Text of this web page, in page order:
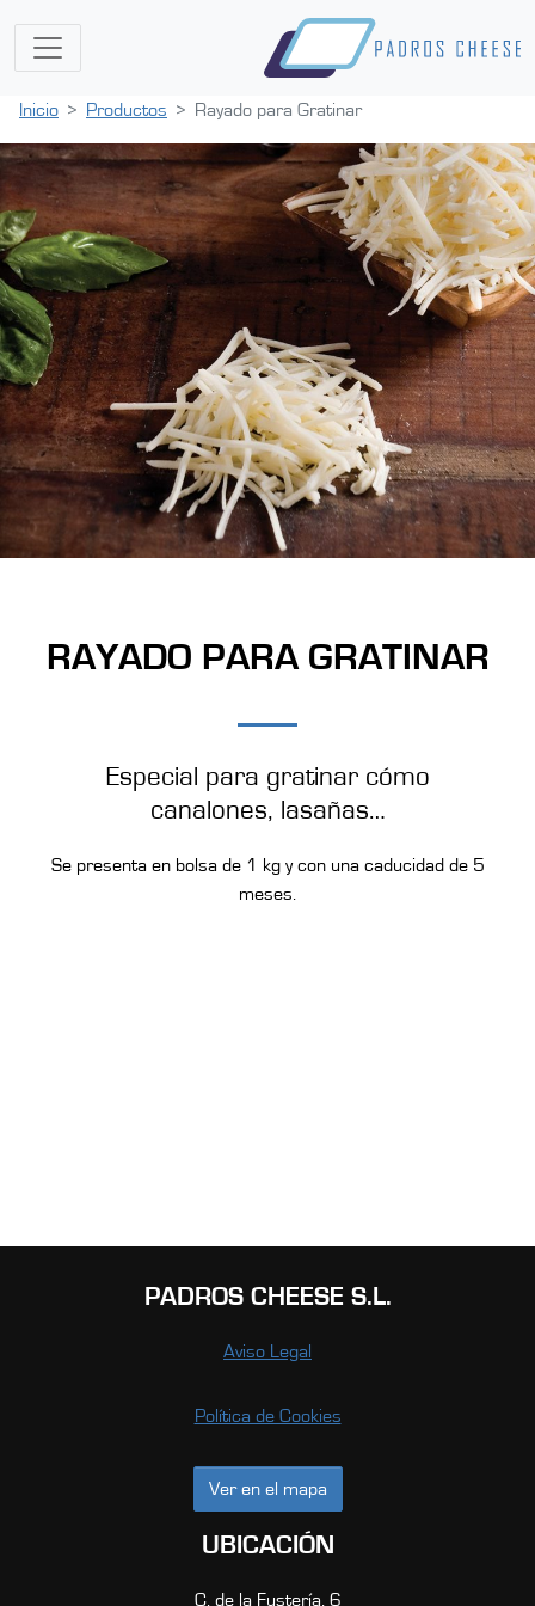
Inicio Productos Rayado para Gratinar
RAYADO PARA GRATINAR
Especial para gratinar cómo
canalones, lasañas…
Se presenta en bolsa de 1 kg y con una caducidad de 5
meses.
PADROS CHEESE S.L.
Aviso Legal
Política de Cookies
Ver en el mapa
UBICACIÓN
C. de la Fustería, 6